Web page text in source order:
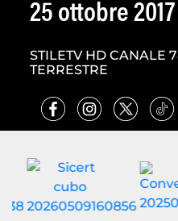
25 ottobre 2017
STILETV HD CANALE
TERRESTRE